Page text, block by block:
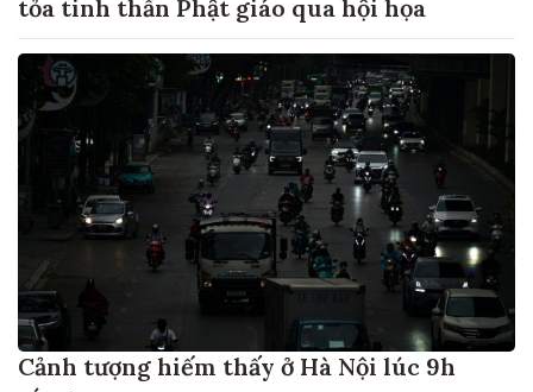
tỏa tinh thần Phật giáo qua hội họa
Cảnh tượng hiếm thấy ở Hà Nội lúc 9h